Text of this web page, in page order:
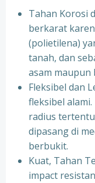
Tahan Korosi
berkarat
(polietilena)
tanah, dan
asam maupun
Fleksibel dan
fleksibel
radius
dipasang di
berbukit.
Kuat, Tahan
impact